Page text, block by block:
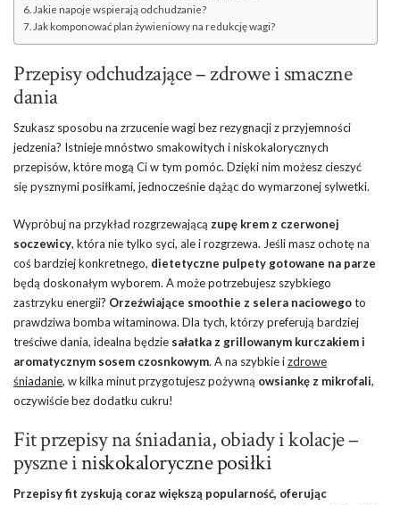
Jakie napoje wspierają odchudzanie?
Jak komponować plan żywieniowy na redukcję wagi?
Przepisy odchudzające – zdrowe i smaczne
dania
Szukasz sposobu na zrzucenie wagi bez rezygnacji z przyjemności
jedzenia? Istnieje mnóstwo smakowitych i niskokalorycznych
przepisów, które mogą Ci w tym pomóc. Dzięki nim możesz cieszyć
się pysznymi posiłkami, jednocześnie dążąc do wymarzonej sylwetki.
Wypróbuj na przykład rozgrzewającą zupę krem z czerwonej
soczewicy, która nie tylko syci, ale i rozgrzewa. Jeśli masz ochotę na
coś bardziej konkretnego, dietetyczne pulpety gotowane na parze
będą doskonałym wyborem. A może potrzebujesz szybkiego
zastrzyku energii? Orzeźwiające smoothie z selera naciowegoto
prawdziwa bomba witaminowa. Dla tych, którzy preferują bardziej
treściwe dania, idealna będzie sałatka z grillowanym kurczakiem i
aromatycznym sosem czosnkowym. A na szybkie izdrowe
śniadanie, w kilka minut przygotujesz pożywną owsiankę z mikrofali,
oczywiście bez dodatku cukru!
Fit przepisy na śniadania, obiady i kolacje –
pyszne iniskokaloryczne posiłki
Przepisy fit zyskują coraz większą popularność, oferując